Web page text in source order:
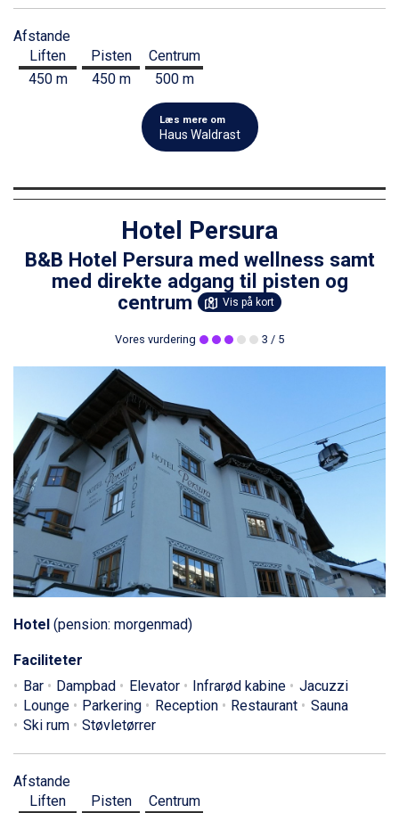
Afstande
Liften
450 m
Pisten
450 m
Centrum
500 m
Læs mere om
Haus Waldrast
Hotel Persura
B&B Hotel Persura med wellness samt
med direkte adgang til pisten og
centrum
Vis på kort
Vores vurdering 3 / 5
Hotel (pension: morgenmad)
Faciliteter
Bar
Dampbad Elevator Infrarød kabine
Jacuzzi
Lounge
Parkering Reception Restaurant
Sauna
Ski rum
Støvletørrer
Afstande
Liften
Pisten
Centrum